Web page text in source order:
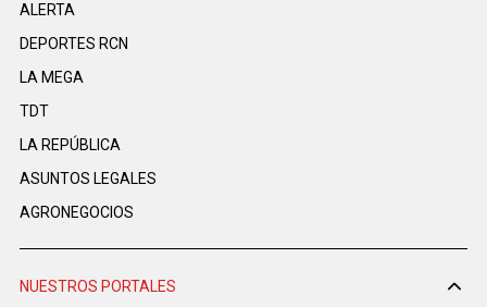
ALERTA
DEPORTES RCN
LA MEGA
TDT
LA REPÚBLICA
ASUNTOS LEGALES
AGRONEGOCIOS
NUESTROS PORTALES